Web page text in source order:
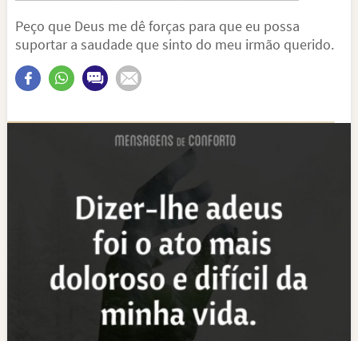
Peço que Deus me dê forças para que eu possa
suportar a saudade que sinto do meu irmão querido.